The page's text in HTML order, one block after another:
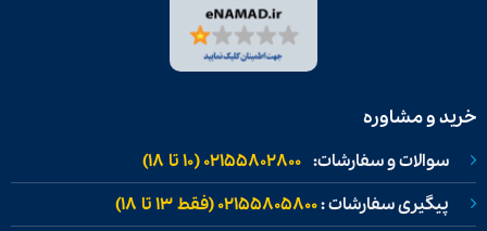
خرید و مشاوره
سوالات و سفارشات: 02155802800 (۱۰ تا ۱۸)
پیگیری سفارشات :02155805800 (فقط ۱۳ تا ۱۸)